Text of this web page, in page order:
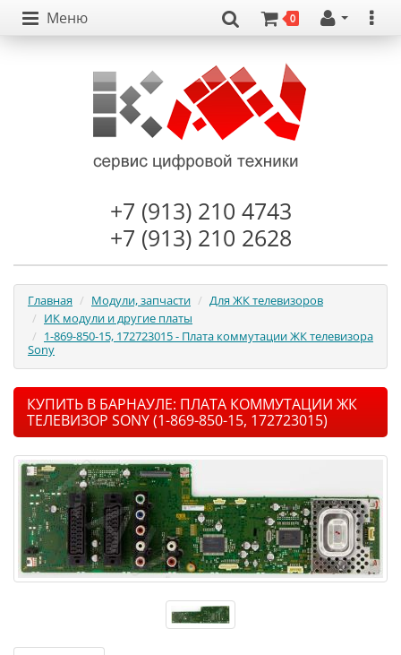
Меню 0
+7 (913) 210 4743
+7 (913) 210 2628
Главная Модули, запчасти
Для ЖК телевизоров
ИК модули и другие платы
1-869-850-15, 172723015 - Плата коммутации ЖК телевизора
Sony
КУПИТЬ В БАРНАУЛЕ: ПЛАТА КОММУТАЦИИ ЖК
ТЕЛЕВИЗОР SONY (1-869-850-15, 172723015)